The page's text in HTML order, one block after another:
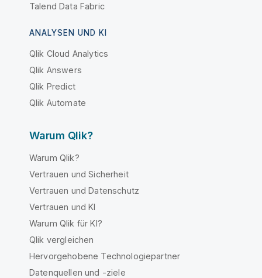
Talend Data Fabric
ANALYSEN UND KI
Qlik Cloud Analytics
Qlik Answers
Qlik Predict
Qlik Automate
Warum Qlik?
Warum Qlik?
Vertrauen und Sicherheit
Vertrauen und Datenschutz
Vertrauen und KI
Warum Qlik für KI?
Qlik vergleichen
Hervorgehobene Technologiepartner
Datenquellen und -ziele